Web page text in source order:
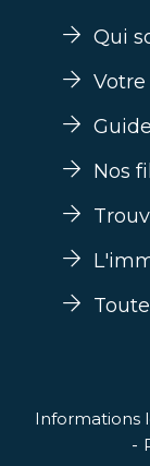
Qui
Nos
Informations